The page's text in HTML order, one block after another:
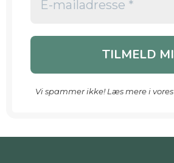
Vi spammer ikke! Læs mere i vores